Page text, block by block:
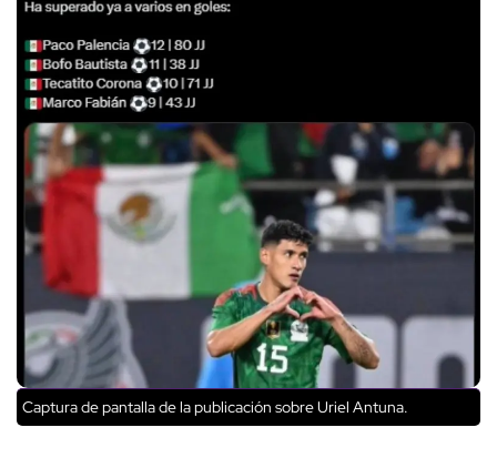
Captura de pantalla de la publicación sobre Uriel Antuna.